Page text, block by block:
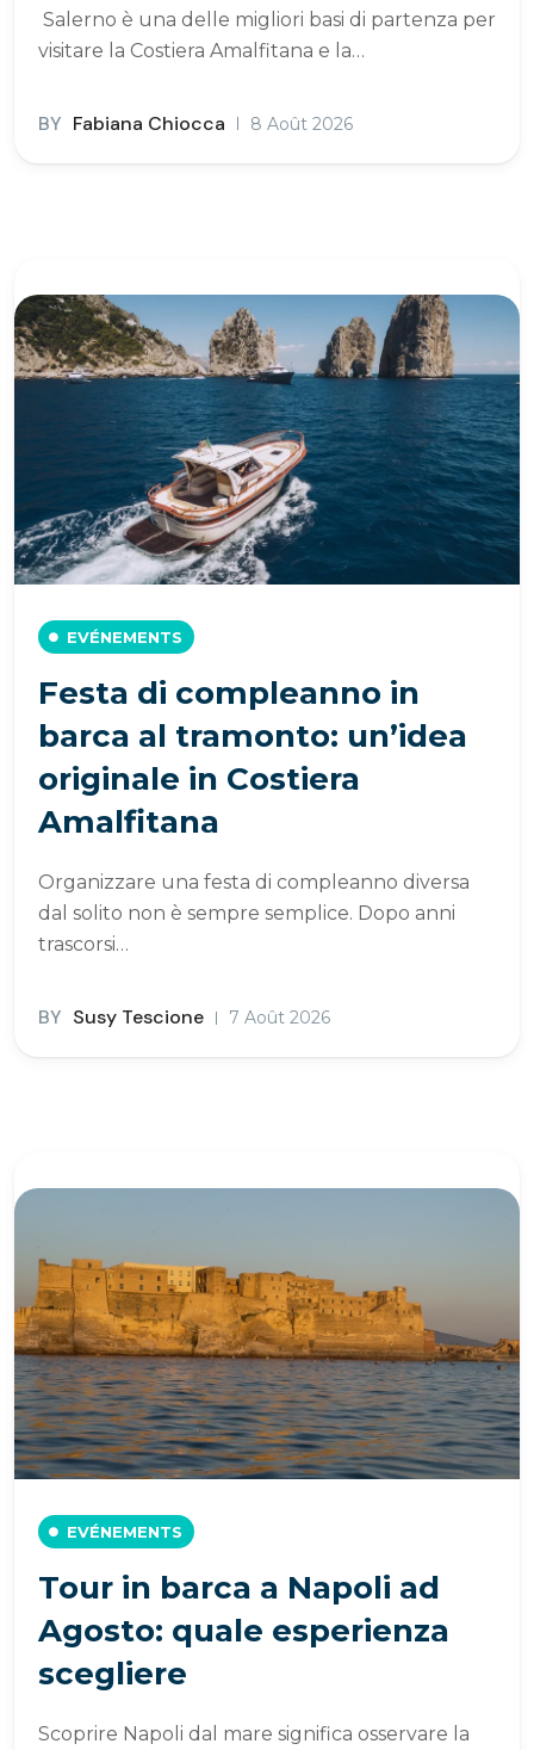
Salerno è una delle migliori basi di partenza per
visitare la Costiera Amalfitana e la…
BY Fabiana Chiocca 8 Août 2026
EVÉNEMENTS
Festa di compleanno in
barca al tramonto: un’idea
originale in Costiera
Amalfitana
Organizzare una festa di compleanno diversa
dal solito non è sempre semplice. Dopo anni
trascorsi…
BY Susy Tescione 7 Août 2026
EVÉNEMENTS
Tour in barca a Napoli ad
Agosto: quale esperienza
scegliere
Scoprire Napoli dal mare significa osservare la